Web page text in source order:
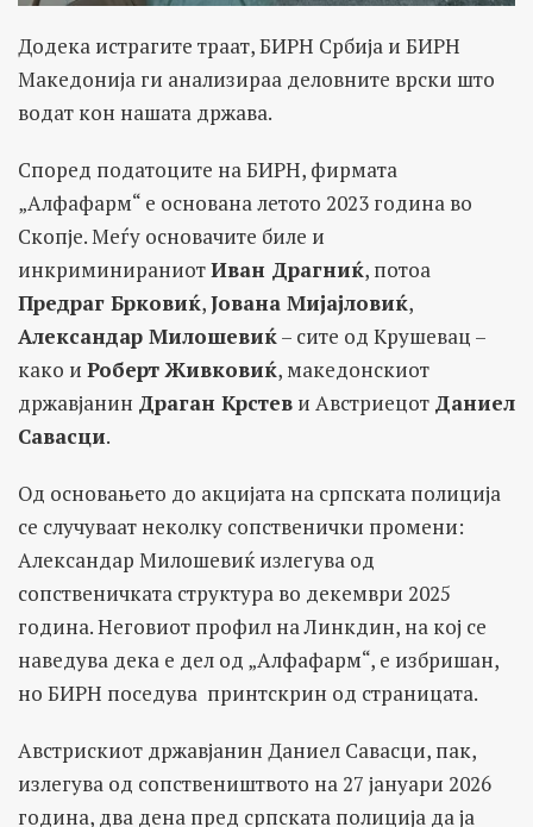
Додека истрагите траат, БИРН Србија и БИРН
Македонија ги анализираа деловните врски што
водат кон нашата држава.
Според податоците на БИРН, фирмата
„Алфафарм“ е основана летото 2023 година во
Скопје. Меѓу основачите биле и
инкриминираниотИван Драгниќ, потоа
Предраг Брковиќ,Јована Мијајловиќ,
Александар Милошевиќ– сите од Крушевац –
како и Роберт Живковиќ, македонскиот
државјанин Драган Крстев и Австриецот Даниел
Савасци.
Од основањето до акцијата на српската полиција
се случуваат неколку сопственички промени:
Александар Милошевиќ излегува од
сопственичката структура во декември 2025
година. Неговиот профил на Линкдин, на кој се
наведува дека е дел од „Алфафарм“, е избришан,
но БИРН поседува принтскрин од страницата.
Австрискиот државјанин Даниел Савасци, пак,
излегува од сопствеништвото на 27 јануари 2026
година, два дена пред српската полиција да ја